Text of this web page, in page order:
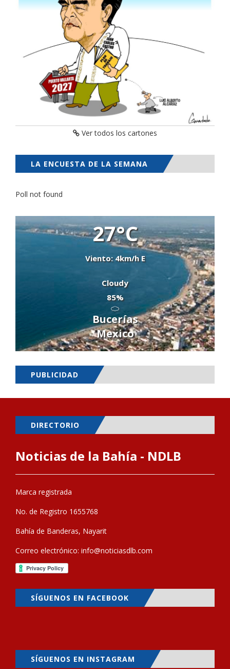
Ver todos los cartones
LA ENCUESTA DE LA SEMANA
Poll not found
27°C
Viento: 4km/h E
Cloudy
85%
Bucerías
Mexico
PUBLICIDAD
DIRECTORIO
Noticias de la Bahía - NDLB
Marca registrada
No. de Registro 1655768
Bahía de Banderas, Nayarit
Correo electrónico: info@noticiasdlb.com
SÍGUENOS EN FACEBOOK
SÍGUENOS EN INSTAGRAM